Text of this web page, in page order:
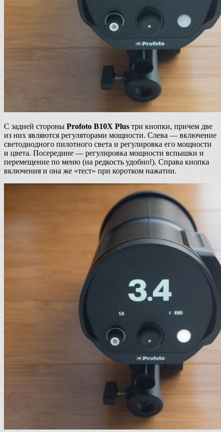
С задней стороны Profoto B10X Plus три кнопки, причем две
из них являются регуляторами мощности. Слева — включение
светодиодного пилотного света и регулировка его мощности
и цвета. Посередине — регулировка мощности вспышки и
перемещение по меню (на редкость удобно!). Справа кнопка
включения и она же «тест» при коротком нажатии.